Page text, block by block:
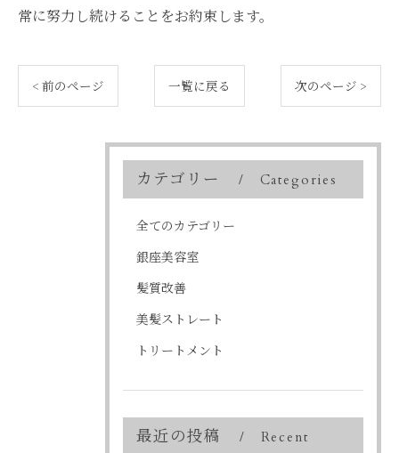
常に努力し続けることをお約束します。
< 前のページ 一覧に戻る 次のページ >
カテゴリー Categories
全てのカテゴリー
銀座美容室
髪質改善
美髪ストレート
トリートメント
最近の投稿
Recent